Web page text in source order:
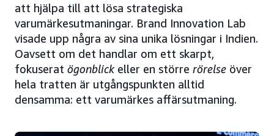
att hjälpa till att lösa strategiska
varumärkesutmaningar. Brand Innovation Lab
visade upp några av sina unika lösningar i Indien.
Oavsett om det handlar om ett skarpt,
fokuserat ögonblickeller en större rörelse över
hela tratten är utgångspunkten alltid
densamma: ett varumärkes affärsutmaning.